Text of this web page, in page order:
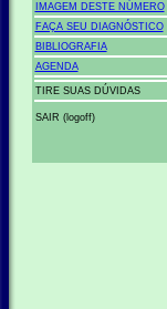
IMAGEM DESTE NÚMERO
FAÇA SEU DIAGNÓSTICO
BIBLIOGRAFIA
AGENDA
TIRE SUAS DÚVIDAS
SAIR (logoff)